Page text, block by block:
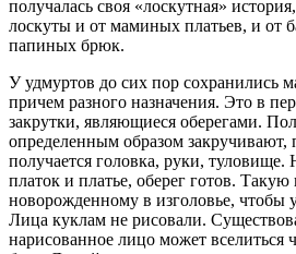
получалась своя «лоскутная»
лоскуты и от маминых платьев, и от
папиных брюк.
У удмуртов до сих пор сохранились
причем разного назначения. Это в
закрутки, являющиеся оберегами.
определенным образом закручивают,
получается головка, руки,
платок и платье, оберег готов. Такую
новорожденному в изголовье, чтобы
Лица куклам не рисовали.
нарисованное лицо может вселиться